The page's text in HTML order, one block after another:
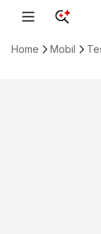
Home Mobil